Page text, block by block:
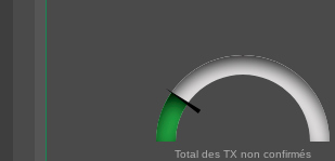
Total des TX non confirmés500000